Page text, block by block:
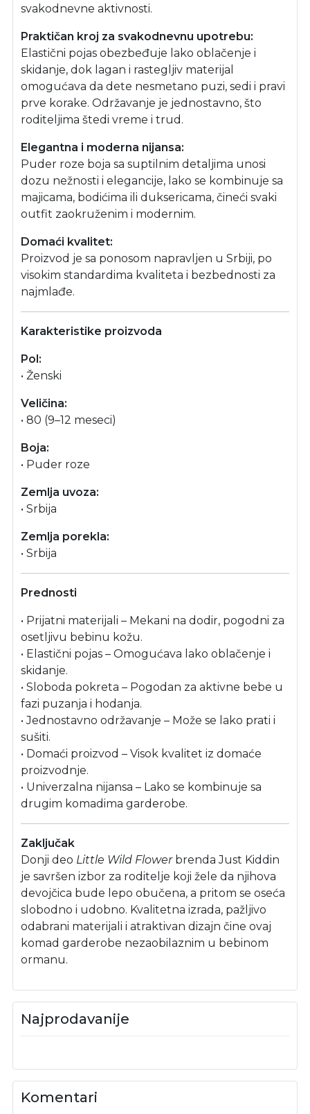
svakodnevne aktivnosti.
Praktičan kroj za svakodnevnu upotrebu:
Elastični pojas obezbeđuje lako oblačenje i
skidanje, dok lagan i rastegljiv materijal
omogućava da dete nesmetano puzi, sedi i pravi
prve korake. Održavanje je jednostavno, što
roditeljima štedi vreme i trud.
Elegantna i moderna nijansa:
Puder roze boja sa suptilnim detaljima unosi
dozu nežnosti i elegancije, lako se kombinuje sa
majicama, bodićima ili duksericama, čineći svaki
outfit zaokruženim i modernim.
Domaći kvalitet:
Proizvod je sa ponosom napravljen u Srbiji, po
visokim standardima kvaliteta i bezbednosti za
najmlađe.
Karakteristike proizvoda
Pol:
• Ženski
Veličina:
• 80 (9–12 meseci)
Boja:
• Puder roze
Zemlja uvoza:
• Srbija
Zemlja porekla:
• Srbija
Prednosti
• Prijatni materijali – Mekani na dodir, pogodni za
osetljivu bebinu kožu.
• Elastični pojas – Omogućava lako oblačenje i
skidanje.
• Sloboda pokreta – Pogodan za aktivne bebe u
fazi puzanja i hodanja.
• Jednostavno održavanje – Može se lako prati i
sušiti.
• Domaći proizvod – Visok kvalitet iz domaće
proizvodnje.
• Univerzalna nijansa – Lako se kombinuje sa
drugim komadima garderobe.
Zaključak
Donji deo Little Wild Flowerbrenda Just Kiddin
je savršen izbor za roditelje koji žele da njihova
devojčica bude lepo obučena, a pritom se oseća
slobodno i udobno. Kvalitetna izrada, pažljivo
odabrani materijali i atraktivan dizajn čine ovaj
komad garderobe nezaobilaznim u bebinom
ormanu.
Najprodavanije
Komentari